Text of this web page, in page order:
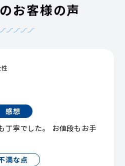
お客様の声
感想
丁寧でした。 お値段もお手
満な点